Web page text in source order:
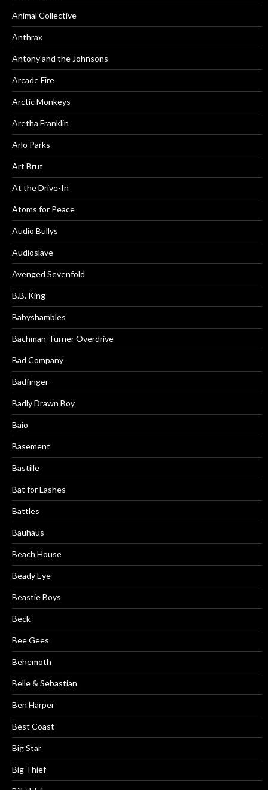
Animal Collective
Anthrax
Antony and the Johnsons
Arcade Fire
Arctic Monkeys
Aretha Franklin
Arlo Parks
Art Brut
At the Drive-In
Atoms for Peace
Audio Bullys
Audioslave
Avenged Sevenfold
B.B. King
Babyshambles
Bachman-Turner Overdrive
Bad Company
Badfinger
Badly Drawn Boy
Baio
Basement
Bastille
Bat for Lashes
Battles
Bauhaus
Beach House
Beady Eye
Beastie Boys
Beck
Bee Gees
Behemoth
Belle & Sebastian
Ben Harper
Best Coast
Big Star
Big Thief